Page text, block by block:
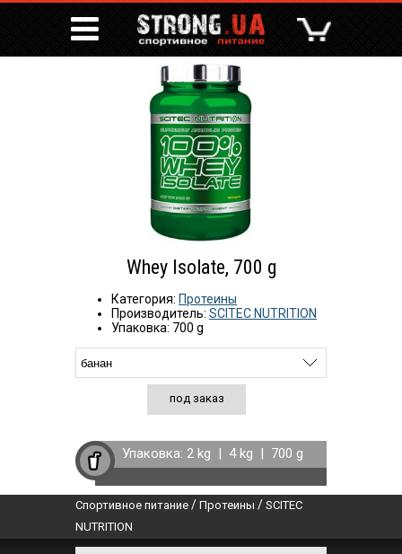
Whey Isolate, 700 g
Категория: Протеины
Производитель: SCITEC NUTRITION
Упаковка: 700 g
под заказ
Упаковка: 2 kg | 4 kg | 700 g
Спортивное питание / Протеины / SCITEC
NUTRITION